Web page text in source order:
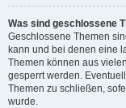
Was sind geschlossene
Geschlossene Themen
kann und bei denen eine
Themen können aus
gesperrt werden.
Themen zu schließen,
wurde.